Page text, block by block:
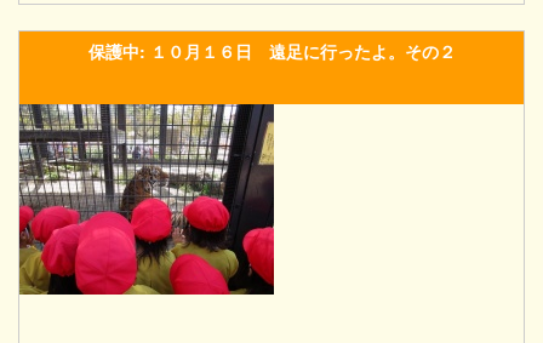
保護中: １０月１６日 遠足に行ったよ。その２